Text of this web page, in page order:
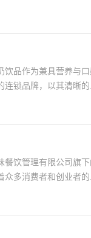
品作为兼具营养与
锁品牌，以其清晰的..
饮管理有限公司旗
多消费者和创业者的..